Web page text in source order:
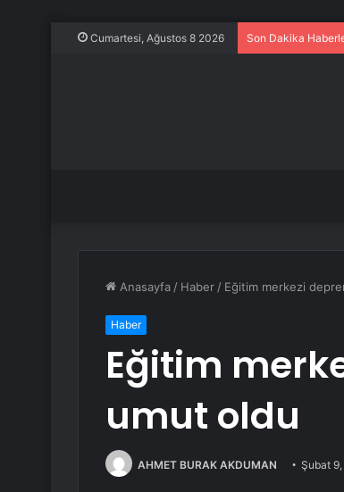
Cumartesi, Ağustos 8 2026 Son Dakika
Anasayfa / Haber / Eğitim merkezi
Haber
Eğitim
umut oldu
AHMET BURAK AKDUMAN Şubat